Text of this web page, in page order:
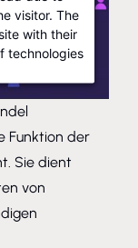
visitor. The
with their
technologies
Platform
Funktion der
Sie dient
von